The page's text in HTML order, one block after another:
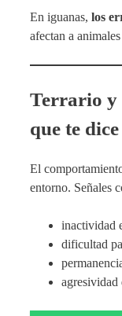
En iguanas, los
afectan a
Terrario y
que te
El
entorno. Señales
inactividad
dificultad
agresividad